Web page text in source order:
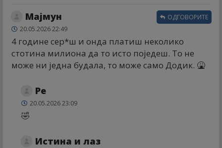
Мајмун
20.05.2026 22:49
4 године сер*ш и онда платиш неколико
стотина милиона да то исто поједеш. То не
може ни једна будала, то може само Додик. 🤮
ОДГОВОРИТЕ
Ре
20.05.2026 23:09
🤣
Истина и лаз